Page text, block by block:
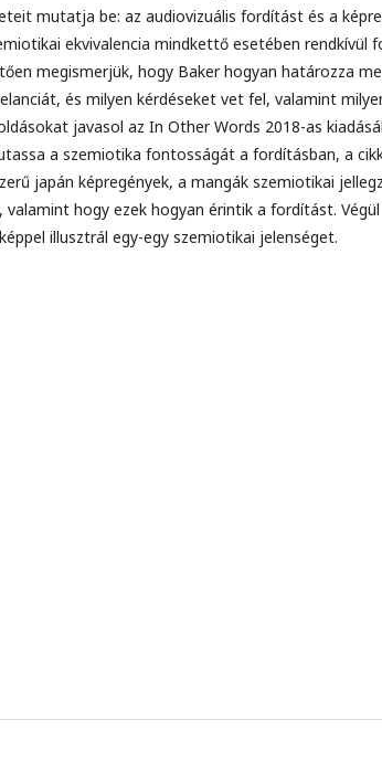
mutatja be: az audiovizuális fordítást és a
ekvivalencia mindkettő esetében rendkívül
megismerjük, hogy Baker hogyan határozza
és milyen kérdéseket vet fel, valamint
javasol az In Other Words 2018-as
a szemiotika fontosságát a fordításban, a
japán képregények, a mangák szemiotikai
valamint hogy ezek hogyan érintik a fordítást.
illusztrál egy-egy szemiotikai jelenséget.